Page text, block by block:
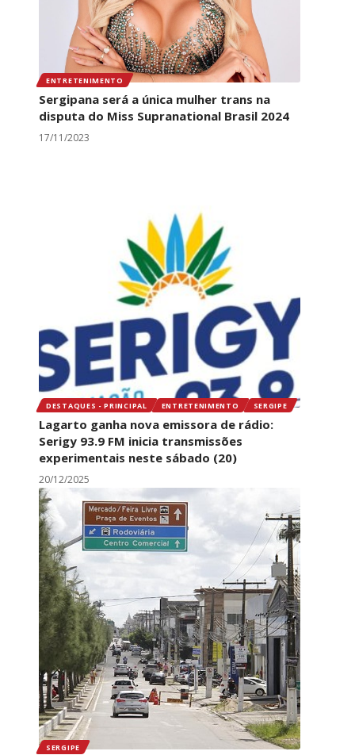
ENTRETENIMENTO
Sergipana será a única mulher trans na
disputa do Miss Supranational Brasil 2024
17/11/2023
DESTAQUES - PRINCIPAL ENTRETENIMENTO SERGIPE
Lagarto ganha nova emissora de rádio:
Serigy 93.9 FM inicia transmissões
experimentais neste sábado (20)
20/12/2025
SERGIPE